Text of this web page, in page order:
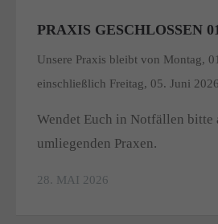
PRAXIS GESCHLOSSEN
Unsere Praxis bleibt von Montag,
einschließlich Freitag, 05. Juni
Wendet Euch in Notfällen bitte
umliegenden Praxen.
28. MAI 2026